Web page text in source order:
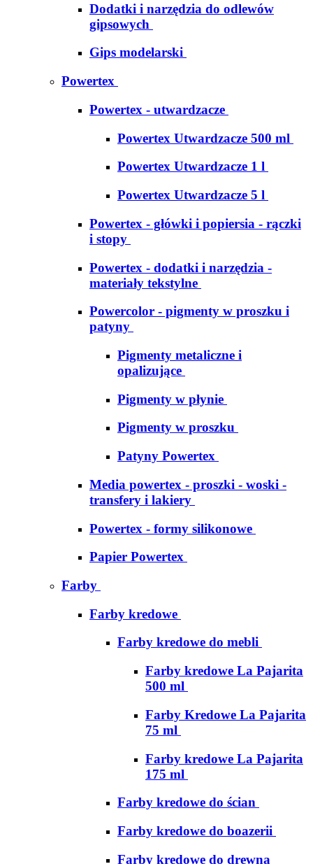
Dodatki i narzędzia do odlewów
gipsowych
Gips modelarski
Powertex
Powertex - utwardzacze
Powertex Utwardzacze 500 ml
Powertex Utwardzacze 1 l
Powertex Utwardzacze 5 l
Powertex - główki i popiersia - rączki
i stopy
Powertex - dodatki i narzędzia -
materiały tekstylne
Powercolor - pigmenty w proszku i
patyny
Pigmenty metaliczne i
opalizujące
Pigmenty w płynie
Pigmenty w proszku
Patyny Powertex
Media powertex - proszki - woski -
transfery i lakiery
Powertex - formy silikonowe
Papier Powertex
Farby
Farby kredowe
Farby kredowe do mebli
Farby kredowe La Pajarita
500 ml
Farby Kredowe La Pajarita
75 ml
Farby kredowe La Pajarita
175 ml
Farby kredowe do ścian
Farby kredowe do boazerii
Farby kredowe do drewna